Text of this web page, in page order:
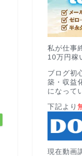
私が仕事
10万円稼
ブログ初
築・収益
になって
下記より
現在動画